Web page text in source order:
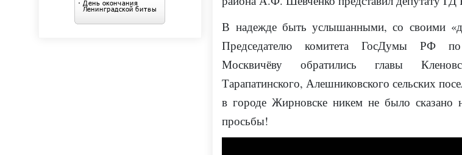
В надежде быть услышанными, со своими
Председателю комитета ГосДумы РФ
Москвичёву обратились главы
Тарапатинского, Алешниковского сельских
в городе Жирновске никем не было сказано
просьбы!